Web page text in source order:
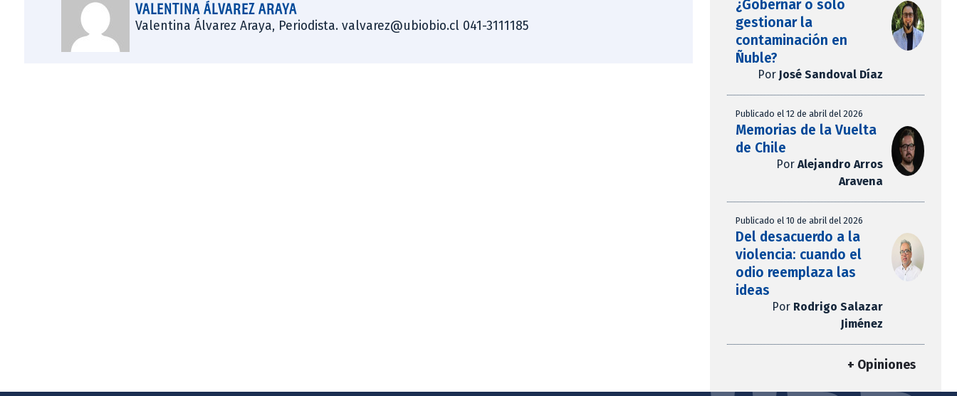
VALENTINA ÁLVAREZ ARAYA
Valentina Álvarez Araya, Periodista. valvarez@ubiobio.cl 041-3111185
¿Gobernar o solo
gestionar la
contaminación en
Ñuble?
Por José Sandoval Díaz
Publicado el 12 de abril del 2026
Memorias de la Vuelta
de Chile
Por Alejandro Arros
Aravena
Publicado el 10 de abril del 2026
Del desacuerdo a la
violencia: cuando el
odio reemplaza las
ideas
Por Rodrigo Salazar
Jiménez
+ Opiniones